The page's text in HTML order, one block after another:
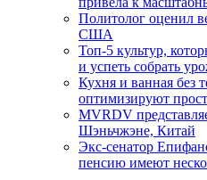
Политолог оценил
США
Топ-5 культур,
и успеть собрать
Кухня и ванная без
оптимизируют
MVRDV
Шэньчжэне, Китай
Экс-сенатор
пенсию имеют